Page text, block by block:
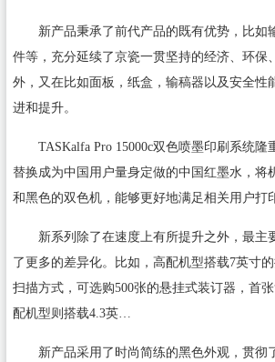
新产品秉承了前代产品的既有优势，比如
件等，充分延续了京瓷一贯坚持的经济、环保
外，又在比如面板，纸盒，输稿器以及安全性
进和提升。
TASKalfa Pro 15000c双色喷墨印刷系统隆
替换成为中国用户量身定做的中国红墨水，将
和黑色的双色机，能够更好地满足相关用户
新系列除了在速度上有所提升之外，最主
了更多的差异化。比如，高配机型搭载7英寸
扫描方式，可选购500张的悬挂式装订器，首
配机型则搭载4.3英…
新产品采用了时尚简练的黑色外观，贯彻